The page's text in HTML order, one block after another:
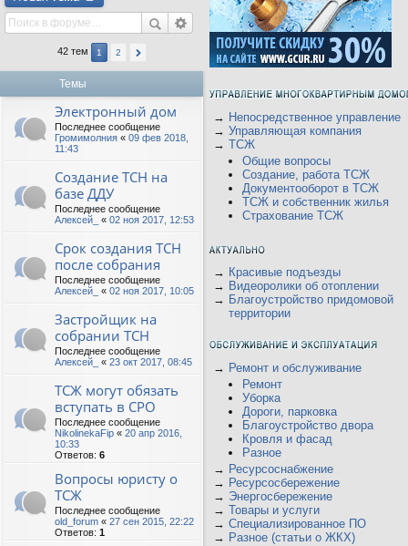
42 тем 1 2
Темы
Электронный дом
Последнее сообщение
Громимолния « 09 фев 2018,
11:43
Создание ТСН на
базе ДДУ
Последнее сообщение
Алексей_
« 02 ноя 2017, 12:53
Срок создания ТСН
после собрания
Последнее сообщение
Алексей_
« 02 ноя 2017, 10:05
Застройщик на
собрании ТСН
Последнее сообщение
Алексей_
« 23 окт 2017, 08:45
ТСЖ могут обязать
вступать в СРО
Последнее сообщение
NikolinekaFip « 20 апр 2016,
10:33
Ответов: 6
Вопросы юристу о
ТСЖ
Последнее сообщение
old_forum « 27 сен 2015, 22:22
Ответов: 1
→ Непосредственное управление
→ Управляющая компания
→ ТСЖ
Общие вопросы
Создание, работа ТСЖ
Документооборот в ТСЖ
ТСЖ и собственник жилья
Страхование ТСЖ
→ Красивые подъезды
→ Видеоролики об отоплении
→ Благоустройство придомовой
территории
→ Ремонт и обслуживание
Ремонт
Уборка
Дороги, парковка
Благоустройство двора
Кровля и фасад
Разное
→ Ресурсоснабжение
→ Ресурсосбережение
→ Энергосбережение
→ Товары и услуги
→ Специализированное ПО
→ Разное (статьи о ЖКХ)